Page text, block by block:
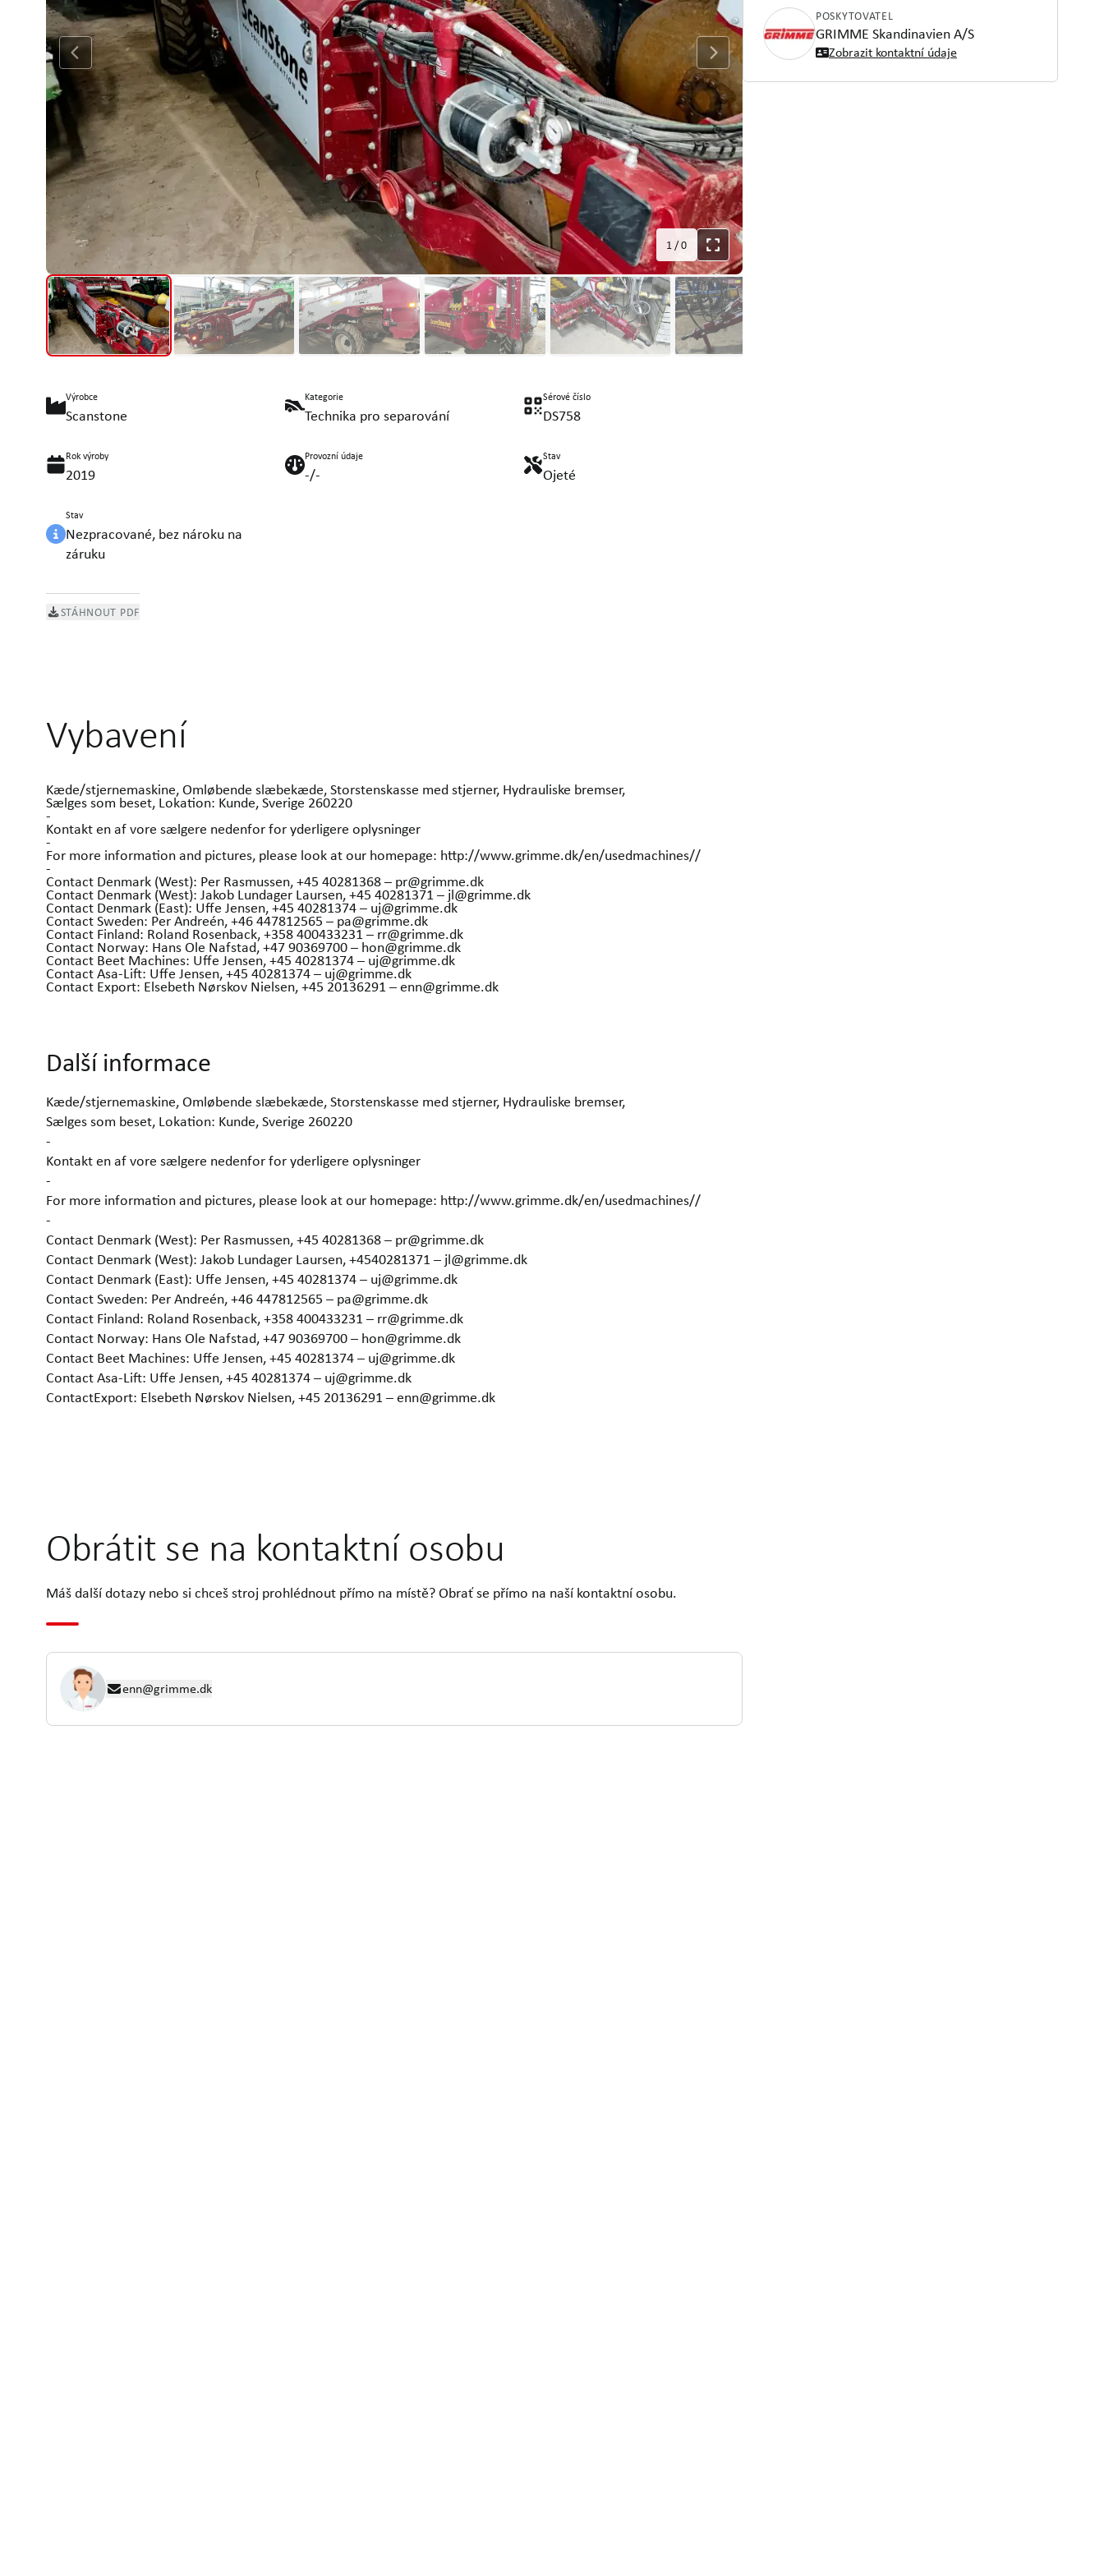
1/0
Výrobce
Scanstone
Kategorie
Technika pro separování
Sérové číslo
DS758
Rok výroby
2019
Provozní údaje
-/-
Stav
Ojeté
Stav
Nezpracované, bez nároku na
záruku
STÁHNOUT PDF
Vybavení
Kæde/stjernemaskine, Omløbende slæbekæde, Storstenskasse med stjerner, Hydrauliske bremser,
Sælges som beset, Lokation: Kunde, Sverige 260220
-
Kontakt en af vore sælgere nedenfor for yderligere oplysninger
-
For more information and pictures, please look at our homepage: http://www.grimme.dk/en/usedmachines//
-
Contact Denmark (West): Per Rasmussen, +45 40281368 – pr@grimme.dk
Contact Denmark (West): Jakob Lundager Laursen, +45 40281371 – jl@grimme.dk
Contact Denmark (East): Uffe Jensen, +45 40281374 – uj@grimme.dk
Contact Sweden: Per Andreén, +46 447812565 – pa@grimme.dk
Contact Finland: Roland Rosenback, +358 400433231 – rr@grimme.dk
Contact Norway: Hans Ole Nafstad, +47 90369700 – hon@grimme.dk
Contact Beet Machines: Uffe Jensen, +45 40281374 – uj@grimme.dk
Contact Asa-Lift: Uffe Jensen, +45 40281374 – uj@grimme.dk
Contact Export: Elsebeth Nørskov Nielsen, +45 20136291 – enn@grimme.dk
Další informace
Kæde/stjernemaskine, Omløbende slæbekæde, Storstenskasse med stjerner, Hydrauliske bremser,
Sælges som beset, Lokation: Kunde, Sverige 260220
-
Kontakt en af vore sælgere nedenfor for yderligere oplysninger
-
For more information and pictures, please look at our homepage: http://www.grimme.dk/en/usedmachines//
-
Contact Denmark (West): Per Rasmussen, +45 40281368 – pr@grimme.dk
Contact Denmark (West): Jakob Lundager Laursen, +4540281371 – jl@grimme.dk
Contact Denmark (East): Uffe Jensen, +45 40281374 – uj@grimme.dk
Contact Sweden: Per Andreén, +46 447812565 – pa@grimme.dk
Contact Finland: Roland Rosenback, +358 400433231 – rr@grimme.dk
Contact Norway: Hans Ole Nafstad, +47 90369700 – hon@grimme.dk
Contact Beet Machines: Uffe Jensen, +45 40281374 – uj@grimme.dk
Contact Asa-Lift: Uffe Jensen, +45 40281374 – uj@grimme.dk
ContactExport: Elsebeth Nørskov Nielsen, +45 20136291 – enn@grimme.dk
Obrátit se na kontaktní osobu
Máš další dotazy nebo si chceš stroj prohlédnout přímo na místě? Obrať se přímo na naší kontaktní osobu.
enn@grimme.dk
POSKYTOVATEL
GRIMME Skandinavien A/S
Zobrazit kontaktní údaje